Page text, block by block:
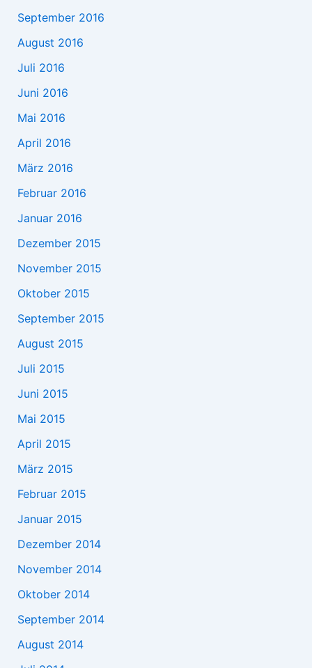
September 2016
August 2016
Juli 2016
Juni 2016
Mai 2016
April 2016
März 2016
Februar 2016
Januar 2016
Dezember 2015
November 2015
Oktober 2015
September 2015
August 2015
Juli 2015
Juni 2015
Mai 2015
April 2015
März 2015
Februar 2015
Januar 2015
Dezember 2014
November 2014
Oktober 2014
September 2014
August 2014